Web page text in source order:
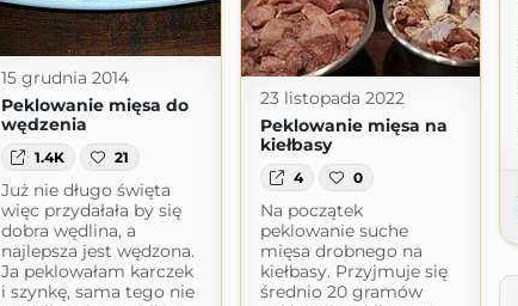
15 grudnia 2014
Peklowanie mięsa do
wędzenia
1.4K 21
Już nie długo święta
więc przydałała by się
dobra wędlina, a
najlepsza jest wędzona.
Ja peklowałam karczek
i szynkę, sama tego nie
23 listopada 2022
Peklowanie mięsa na
kiełbasy
4 0
Na początek
peklowanie suche
mięsa drobnego na
kiełbasy. Przyjmuje się
średnio 20 gramów